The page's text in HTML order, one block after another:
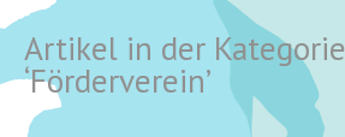
Artikel in der Kategorie
‘Förderverein’